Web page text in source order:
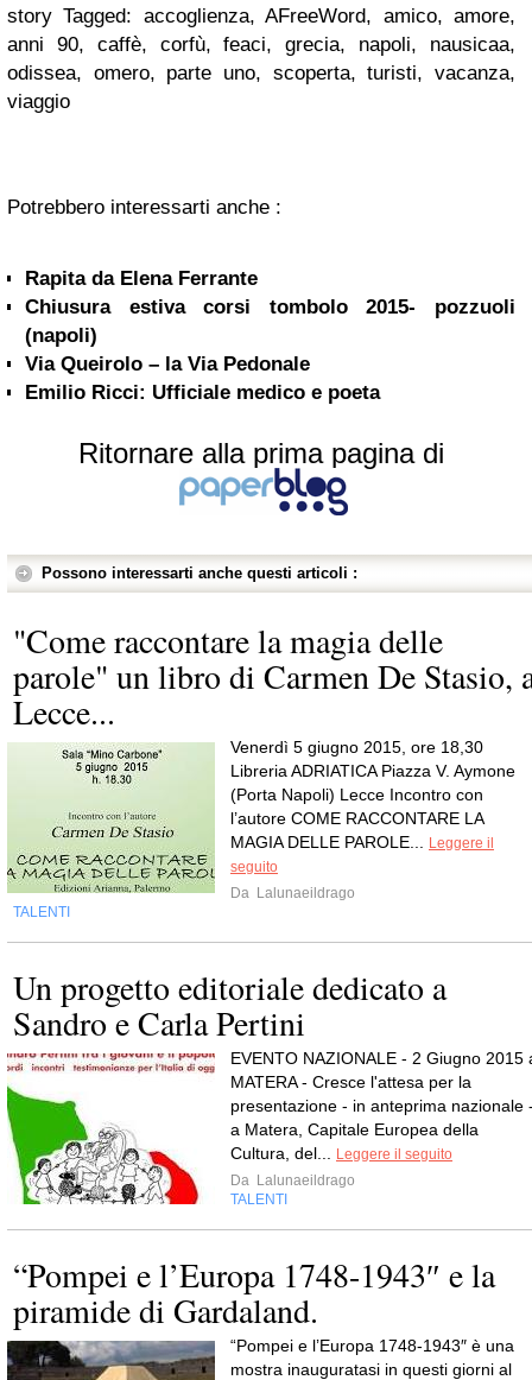
story Tagged: accoglienza, AFreeWord, amico, amore,
anni 90, caffè, corfù, feaci, grecia, napoli, nausicaa,
odissea, omero, parte uno, scoperta, turisti, vacanza,
viaggio
Potrebbero interessarti anche :
Rapita da Elena Ferrante
Chiusura estiva corsi tombolo 2015- pozzuoli
(napoli)
Via Queirolo – la Via Pedonale
Emilio Ricci: Ufficiale medico e poeta
Ritornare alla prima pagina di
Possono interessarti anche questi articoli :
"Come raccontare la magia delle
parole" un libro di Carmen De Stasio,
Lecce...
Venerdì 5 giugno 2015, ore 18,30
Libreria ADRIATICA Piazza V. Aymone
(Porta Napoli) Lecce Incontro con
l’autore COME RACCONTARE LA
MAGIA DELLE PAROLE...
Leggere il
seguito
Da Lalunaeildrago
TALENTI
Un progetto editoriale dedicato a
Sandro e Carla Pertini
EVENTO NAZIONALE - 2 Giugno 2015
MATERA - Cresce l'attesa per la
presentazione - in anteprima nazionale
a Matera, Capitale Europea della
Cultura, del...
Leggere il seguito
Da Lalunaeildrago
TALENTI
“Pompei e l’Europa 1748-1943″ e la
piramide di Gardaland.
“Pompei e l’Europa 1748-1943″ è una
mostra inauguratasi in questi giorni al